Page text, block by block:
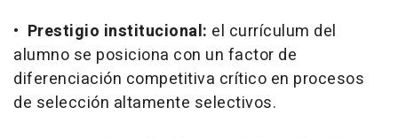
• Prestigio institucional: el currículum del
alumno se posiciona con un factor de
diferenciación competitiva crítico en procesos
de selección altamente selectivos.